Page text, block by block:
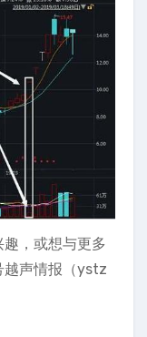
，或想与更多
越声情报（ystz